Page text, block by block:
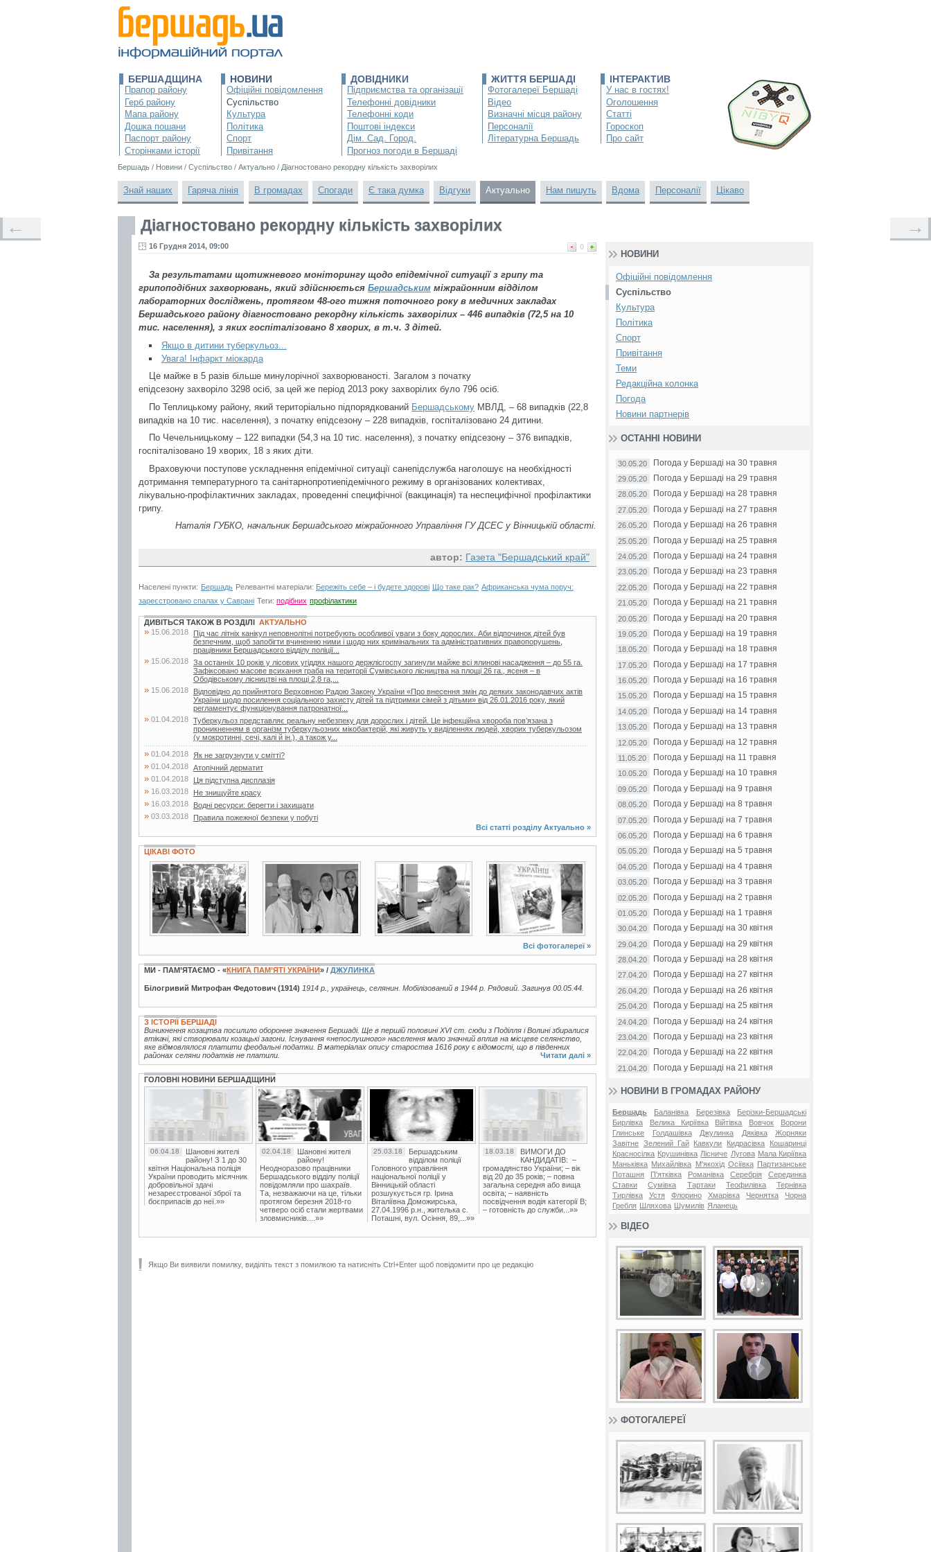
БЕРШАДЩИНА
Прапор району
Герб району
Мапа району
Дошка пошани
Паспорт району
Сторінками історії
НОВИНИ
Офіційні повідомлення
Суспільство
Культура
Політика
Спорт
Привітання
ДОВІДНИКИ
Підприємства та організації
Телефонні довідники
Телефонні коди
Поштові індекси
Дім. Сад. Город.
Прогноз погоди в Бершаді
ЖИТТЯ БЕРШАДІ
Фотогалереї Бершаді
Відео
Визначні місця району
Персоналії
Літературна Бершадь
ІНТЕРАКТИВ
У нас в гостях!
Оголошення
Статті
Гороскоп
Про сайт
Бершадь / Новини / Суспільство / Актуально / Діагностовано рекордну кількість захворілих
Знай наших Гаряча лінія В громадах Спогади Є така думка Відгуки Актуально Нам пишуть Вдома Персоналії Цікаво
Діагностовано рекордну кількість захворілих
0
16 Грудня 2014, 09:00
За результатами щотижневого моніторингу щодо епідемічної ситуації з грипу та
грипоподібних захворювань, який здійснюється Бершадським міжрайонним відділом
лабораторних досліджень, протягом 48-ого тижня поточного року в медичних закладах
Бершадського району діагностовано рекордну кількість захворілих – 446 випадків (72,5 на 10
тис. населення), з яких госпіталізовано 8 хворих, в т.ч. 3 дітей.
Якщо в дитини туберкульоз...
Увага! Інфаркт міокарда
Це майже в 5 разів більше минулорічної захворюваності. Загалом з початку
епідсезону захворіло 3298 осіб, за цей же період 2013 року захворілих було 796 осіб.
По Теплицькому району, який територіально підпорядкований Бершадському МВЛД, – 68 випадків (22,8
випадків на 10 тис. населення), з початку епідсезону – 228 випадків, госпіталізовано 24 дитини.
По Чечельницькому – 122 випадки (54,3 на 10 тис. населення), з початку епідсезону – 376 випадків,
госпіталізовано 19 хворих, 18 з яких діти.
Враховуючи поступове ускладнення епідемічної ситуації санепідслужба наголошує на необхідності
дотримання температурного та санітарнопротиепідемічного режиму в організованих колективах,
лікувально-профілактичних закладах, проведенні специфічної (вакцинація) та неспецифічної профілактики
грипу.
Наталія ГУБКО, начальник Бершадського міжрайонного Управління ГУ ДСЕС у Вінницькій області.
автор: Газета "Бершадський край"
Населені пункти: Бершадь Релевантні матеріали: Бережіть себе – і будете здорові Що таке рак? Африканська чума поруч:
зареєстровано спалах у Саврані Теги: подібних профілактики
← →
ДИВІТЬСЯ ТАКОЖ В РОЗДІЛІ АКТУАЛЬНО
» 15.06.2018
Під час літніх канікул неповнолітні потребують особливої уваги з боку дорослих. Аби відпочинок дітей був
безпечним, щоб запобігти вчиненню ними і щодо них кримінальних та адміністративних правопорушень,
працівники Бершадського відділу поліції...
» 15.06.2018 За останніх 10 років у лісових угіддях нашого держлісгоспу загинули майже всі ялинові насадження – до 55 га.
Зафіксовано масове всихання граба на території Сумівського лісництва на площі 26 га., ясеня – в
Ободівському лісництві на площі 2,8 га,...
» 15.06.2018
Відповідно до прийнятого Верховною Радою Закону України «Про внесення змін до деяких законодавчих актів
України щодо посилення соціального захисту дітей та підтримки сімей з дітьми» від 26.01.2016 року, який
регламентує функціонування патронатної...
» 01.04.2018 Туберкульоз представляє реальну небезпеку для дорослих і дітей. Це інфекційна хвороба пов’язана з
проникненням в організм туберкульозних мікобактерій, які живуть у виділеннях людей, хворих туберкульозом
(у мокротинні, сечі, калі й ін.), а також у...
» 01.04.2018 Як не загрузнути у смітті?
» 01.04.2018 Атопічний дерматит
» 01.04.2018 Ця підступна дисплазія
» 16.03.2018 Не знищуйте красу
» 16.03.2018 Водні ресурси: берегти і захищати
» 03.03.2018
Правила пожежної безпеки у побуті
Всі статті розділу Актуально »
ЦІКАВІ ФОТО
6 фото 2 фото
Всі фотогалереї »
МИ - ПАМ’ЯТАЄМО - «КНИГА ПАМ’ЯТІ УКРАЇНИ» / ДЖУЛИНКА
Білогривий Митрофан Федотович (1914) 1914 р., українець, селянин. Мобілізований в 1944 р. Рядовий. Загинув 00.05.44.
З ІСТОРІЇ БЕРШАДІ
Виникнення козацтва посилило оборонне значення Бершаді. Ще в першій половині XVI ст. сюди з Поділля і Волині збиралися
втікачі, які створювали козацькі загони. Існування «непослушного» населення мало значний вплив на місцеве селянство,
яке відмовлялося платити феодальні податки. В матеріалах опису староства 1616 року є відомості, що в південних
районах селяни податків не платили.
Читати далі »
ГОЛОВНІ НОВИНИ БЕРШАДЩИНИ
06.04.18
Шановні жителі
району! З 1 до 30
квітня Національна поліція
України проводить місячник
добровільної здачі
незареєстрованої зброї та
боєприпасів до неї.»»
02.04.18
Шановні жителі
району!
Неодноразово працівники
Бершадського відділу поліції
повідомляли про шахраїв.
Та, незважаючи на це, тільки
протягом березня 2018-го
четверо осіб стали жертвами
зловмисників....»»
25.03.18
Бершадським
відділом поліції
Головного управління
національної поліції у
Вінницькій області
розшукується гр. Ірина
Віталіївна Доможирська,
27.04.1996 р.н., жителька с.
Поташні, вул. Осіння, 89,...»»
18.03.18
ВИМОГИ ДО
КАНДИДАТІВ: –
громадянство України; – вік
від 20 до 35 років; – повна
загальна середня або вища
освіта; – наявність
посвідчення водія категорії В;
– готовність до служби...»»
Якщо Ви виявили помилку, виділіть текст з помилкою та натисніть Ctrl+Enter щоб повідомити про це редакцію
НОВИНИ
Офіційні повідомлення
Суспільство
Культура
Політика
Спорт
Привітання
Теми
Редакційна колонка
Погода
Новини партнерів
ОСТАННІ НОВИНИ
30.05.20 Погода у Бершаді на 30 травня
29.05.20 Погода у Бершаді на 29 травня
28.05.20 Погода у Бершаді на 28 травня
27.05.20 Погода у Бершаді на 27 травня
26.05.20 Погода у Бершаді на 26 травня
25.05.20 Погода у Бершаді на 25 травня
24.05.20 Погода у Бершаді на 24 травня
23.05.20 Погода у Бершаді на 23 травня
22.05.20 Погода у Бершаді на 22 травня
21.05.20 Погода у Бершаді на 21 травня
20.05.20 Погода у Бершаді на 20 травня
19.05.20 Погода у Бершаді на 19 травня
18.05.20 Погода у Бершаді на 18 травня
17.05.20 Погода у Бершаді на 17 травня
16.05.20 Погода у Бершаді на 16 травня
15.05.20 Погода у Бершаді на 15 травня
14.05.20 Погода у Бершаді на 14 травня
13.05.20 Погода у Бершаді на 13 травня
12.05.20 Погода у Бершаді на 12 травня
11.05.20 Погода у Бершаді на 11 травня
10.05.20 Погода у Бершаді на 10 травня
09.05.20 Погода у Бершаді на 9 травня
08.05.20 Погода у Бершаді на 8 травня
07.05.20 Погода у Бершаді на 7 травня
06.05.20 Погода у Бершаді на 6 травня
05.05.20 Погода у Бершаді на 5 травня
04.05.20 Погода у Бершаді на 4 травня
03.05.20 Погода у Бершаді на 3 травня
02.05.20 Погода у Бершаді на 2 травня
01.05.20 Погода у Бершаді на 1 травня
30.04.20 Погода у Бершаді на 30 квітня
29.04.20 Погода у Бершаді на 29 квітня
28.04.20 Погода у Бершаді на 28 квітня
27.04.20 Погода у Бершаді на 27 квітня
26.04.20 Погода у Бершаді на 26 квітня
25.04.20 Погода у Бершаді на 25 квітня
24.04.20 Погода у Бершаді на 24 квітня
23.04.20 Погода у Бершаді на 23 квітня
22.04.20 Погода у Бершаді на 22 квітня
21.04.20 Погода у Бершаді на 21 квітня
НОВИНИ В ГРОМАДАХ РАЙОНУ
Бершадь Баланівка Березівка
Берізки-Бершадські
Бирлівка
Велика Киріївка Війтівка Вовчок
Ворони
Глинське
Голдашівка Джулинка Дяківка
Жорняки
Завітне Зелений Гай Кавкули Кидрасівка
Кошаринці
Красносілка Крушинівка Лісниче Лугова Мала Киріївка
Маньківка Михайлівка М'якохід Осіївка
Партизанське
Поташня
П'ятківка Романівка Серебрія
Серединка
Ставки
Сумівка Тартаки Теофилівка
Тернівка
Тирлівка
Устя Флорино Хмарівка Чернятка
Чорна
Гребля
Шляхова Шумилів Яланець
ВІДЕО
ФОТОГАЛЕРЕЇ